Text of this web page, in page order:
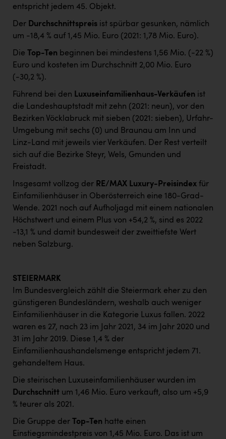
entspricht jedem 45. Objekt.
Der Durchschnittspreis ist spürbar gesunken, nämlich
um -18,4 % auf 1,45 Mio. Euro (2021: 1,78 Mio. Euro).
Die Top-Ten beginnen bei mindestens 1,56 Mio. (-22 %)
Euro und kosteten im Durchschnitt 2,00 Mio. Euro
(-30,2 %).
Führend bei den Luxuseinfamilienhaus-Verkäufen ist
die Landeshauptstadt mit zehn (2021: neun), vor den
Bezirken Vöcklabruck mit sieben (2021: sieben), Urfahr-
Umgebung mit sechs (0) und Braunau am Inn und
Linz-Land mit jeweils vier Verkäufen. Der Rest verteilt
sich auf die Bezirke Steyr, Wels, Gmunden und
Freistadt.
Insgesamt vollzog der RE/MAX Luxury-Preisindex für
Einfamilienhäuser in Oberösterreich eine 180-Grad-
Wende. 2021 noch auf Aufholjagd mit einem nationalen
Höchstwert und einem Plus von +54,2 %, sind es 2022
-13,1 % und damit bundesweit der zweittiefste Wert
neben Salzburg.
STEIERMARK
Im Bundesvergleich zählt die Steiermark eher zu den
günstigeren Bundesländern, weshalb auch weniger
Einfamilienhäuser in die Kategorie Luxus fallen. 2022
waren es 27, nach 23 im Jahr 2021, 34 im Jahr 2020 und
31 im Jahr 2019. Diese 1,4 % der
Einfamilienhaushandelsmenge entspricht jedem 71.
gehandeltem Haus.
Die steirischen Luxuseinfamilienhäuser wurden im
Durchschnitt um 1,46 Mio. Euro verkauft, also um +5,9
% teurer als 2021.
Die Gruppe der Top-Ten hatte einen
Einstiegsmindestpreis von 1,45 Mio. Euro. Das ist um